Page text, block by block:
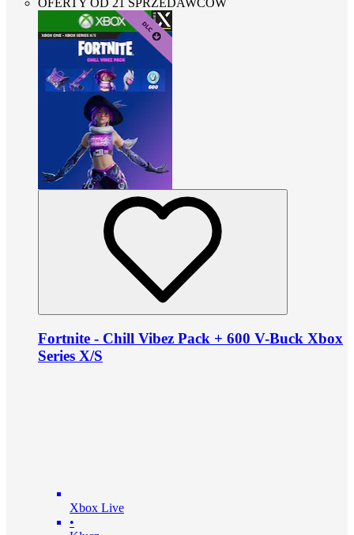
Fortnite - Chill Vibez Pack + 600 V-Buck Xbox
Series X/S
Xbox Live
•